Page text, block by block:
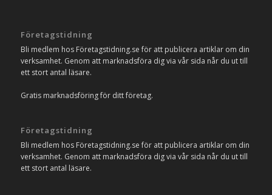
Företagstidning
Bli medlem hos Företagstidning.se för att publicera artiklar om din
verksamhet. Genom att marknadsföra dig via vår sida når du ut till
ett stort antal läsare.
Gratis marknadsföring för ditt företag.
Företagstidning
Bli medlem hos Företagstidning.se för att publicera artiklar om din
verksamhet. Genom att marknadsföra dig via vår sida når du ut till
ett stort antal läsare.